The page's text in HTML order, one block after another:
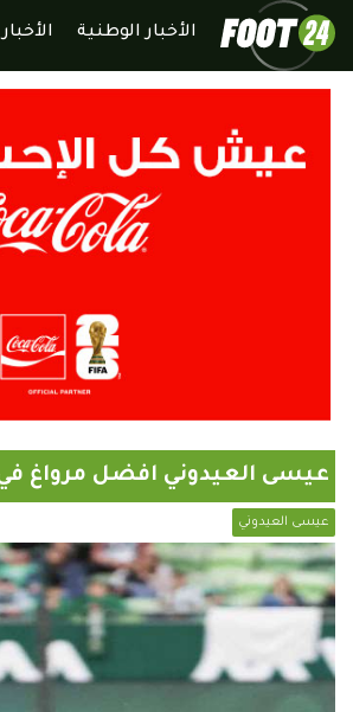
الأخبار الوطنية
عيسى العيدوني افضل مرواغ
عيسى العيدوني